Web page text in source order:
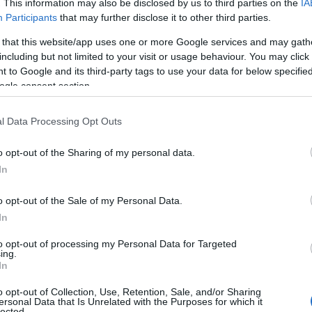
This information may also be disclosed by us to third parties on the
Participants that may further disclose it to other third parties.
that this website/app uses one or more Google services and may
but not limited to your visit or usage behaviour. You may
to Google and its third-party tags to use your data for below
consent section.
Data Processing Opt Outs
opt-out of the Sharing of my personal data.
opt-out of the Sale of my Personal Data.
opt-out of processing my Personal Data for Targeted
opt-out of Collection, Use, Retention, Sale, and/or Sharing
Data that Is Unrelated with the Purposes for which it
in piazza Risorgimento, sino
l’assessore ai Servizi Sociali, Gabriella
la violenza di genere con questo
in collaborazione con il Consorzio
Principe.
episodi di violenza sulle donne ed è
il problema
-. L’attivazione dello sportello di ascolto Le
tentativo di contrastare il fenomeno.
in modo completo le attività
– servizi educativi territoriali e la
e le donne in particolare, non devono
durante il lockdown
di maltrattamento subito dalle donne e,
violenza e femminicidi ancora non